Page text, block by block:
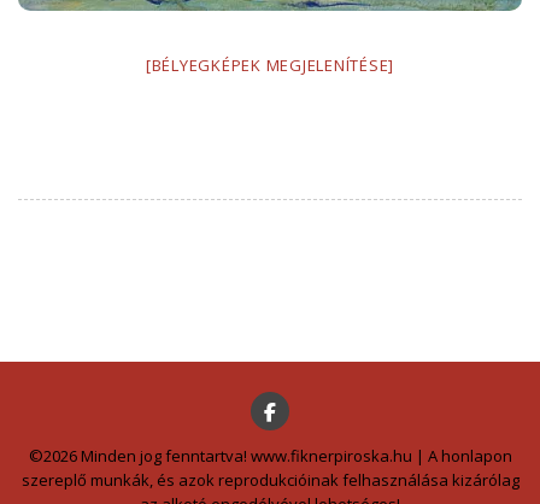
[BÉLYEGKÉPEK MEGJELENÍTÉSE]
©2026 Minden jog fenntartva! www.fiknerpiroska.hu | A honlapon
szereplő munkák, és azok reprodukcióinak felhasználása kizárólag